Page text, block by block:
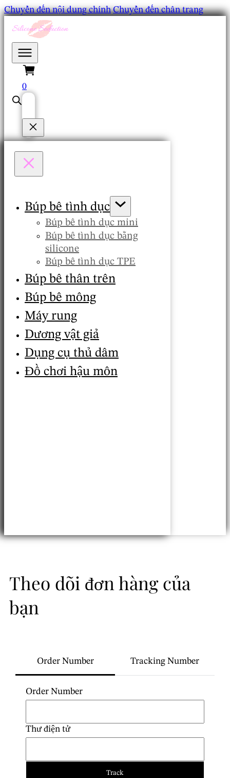
Chuyển đến nội dung chính Chuyển đến chân trang
0
Búp bê tình dục
Búp bê tình dục mini
Búp bê tình dục bằng
silicone
Búp bê tình dục TPE
Búp bê thân trên
Búp bê mông
Máy rung
Dương vật giả
Dụng cụ thủ dâm
Đồ chơi hậu môn
Đăng nhập
Đồng Việt Nam - ₫
Đồng Đài Loan mới - NT$
Franc Thụy Sĩ - CHF
Đồng Won Hàn Quốc - ₩
Đồng Zloty Ba Lan - zł
Tiếng Việt
English (Canada)
Nederlands
Français
Theo dõi đơn hàng của
bạn
Order Number Tracking Number
Order Number
Thư điện tử
Track